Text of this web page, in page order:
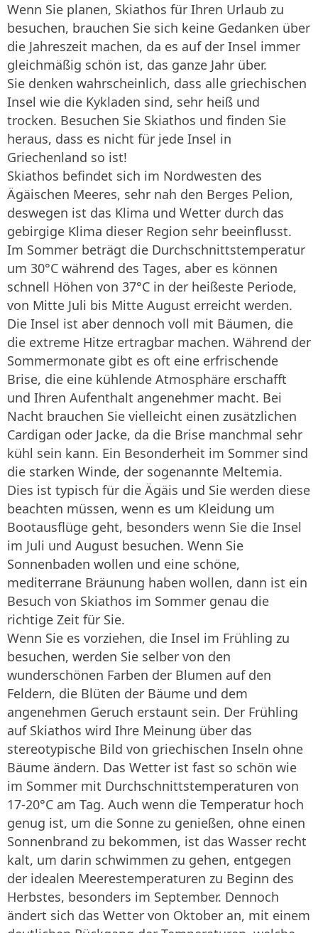
Wenn Sie planen, Skiathos für Ihren Urlaub zu
besuchen, brauchen Sie sich keine Gedanken über
die Jahreszeit machen, da es auf der Insel immer
gleichmäßig schön ist, das ganze Jahr über.
Sie denken wahrscheinlich, dass alle griechischen
Insel wie die Kykladen sind, sehr heiß und
trocken. Besuchen Sie Skiathos und finden Sie
heraus, dass es nicht für jede Insel in
Griechenland so ist!
Skiathos befindet sich im Nordwesten des
Ägäischen Meeres, sehr nah den Berges Pelion,
deswegen ist das Klima und Wetter durch das
gebirgige Klima dieser Region sehr beeinflusst.
Im Sommer beträgt die Durchschnittstemperatur
um 30°C während des Tages, aber es können
schnell Höhen von 37°C in der heißeste Periode,
von Mitte Juli bis Mitte August erreicht werden.
Die Insel ist aber dennoch voll mit Bäumen, die
die extreme Hitze ertragbar machen. Während der
Sommermonate gibt es oft eine erfrischende
Brise, die eine kühlende Atmosphäre erschafft
und Ihren Aufenthalt angenehmer macht. Bei
Nacht brauchen Sie vielleicht einen zusätzlichen
Cardigan oder Jacke, da die Brise manchmal sehr
kühl sein kann. Ein Besonderheit im Sommer sind
die starken Winde, der sogenannte Meltemia.
Dies ist typisch für die Ägäis und Sie werden diese
beachten müssen, wenn es um Kleidung um
Bootausflüge geht, besonders wenn Sie die Insel
im Juli und August besuchen. Wenn Sie
Sonnenbaden wollen und eine schöne,
mediterrane Bräunung haben wollen, dann ist ein
Besuch von Skiathos im Sommer genau die
richtige Zeit für Sie.
Wenn Sie es vorziehen, die Insel im Frühling zu
besuchen, werden Sie selber von den
wunderschönen Farben der Blumen auf den
Feldern, die Blüten der Bäume und dem
angenehmen Geruch erstaunt sein. Der Frühling
auf Skiathos wird Ihre Meinung über das
stereotypische Bild von griechischen Inseln ohne
Bäume ändern. Das Wetter ist fast so schön wie
im Sommer mit Durchschnittstemperaturen von
17-20°C am Tag. Auch wenn die Temperatur hoch
genug ist, um die Sonne zu genießen, ohne einen
Sonnenbrand zu bekommen, ist das Wasser recht
kalt, um darin schwimmen zu gehen, entgegen
der idealen Meerestemperaturen zu Beginn des
Herbstes, besonders im September. Dennoch
ändert sich das Wetter von Oktober an, mit einem